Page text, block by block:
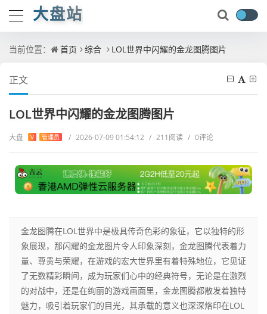
大盘站
当前位置： 首页 综合 LOL世界中闪耀的金龙图腾图片
正文
LOL世界中闪耀的金龙图腾图片
大盘 V 管理员 / 2026-07-09 01:54:12 / 211阅读 / 0评论
金龙图腾在LOL世界中是极具传奇色彩的象征，它以独特的形
象展现，那闪耀的金龙图片令人印象深刻，金龙图腾代表着力
量、尊贵与荣耀，在游戏的宏大世界里有着特殊地位，它见证
了无数精彩瞬间，成为玩家们心中的经典符号，无论是在激烈
的对战中，还是在绚丽的游戏画面里，金龙图腾都散发着独特
魅力，吸引着玩家们的目光，其承载的意义也深深烙印在LOL